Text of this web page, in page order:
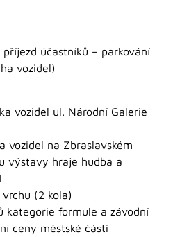
účastníků – parkování
vozidel)
vozidel ul. Národní Galerie
vozidel na Zbraslavském
výstavy hraje hudba a
(2 kola)
kategorie formule a závodní
ceny městské části